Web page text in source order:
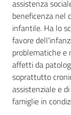
Carta
dei
Servizi
Dedicato
a...
assistenza
beneficenza nel
infantile. Ha lo
favore
problematiche e
affetti da
soprattutto
assistenziale e
famiglie in